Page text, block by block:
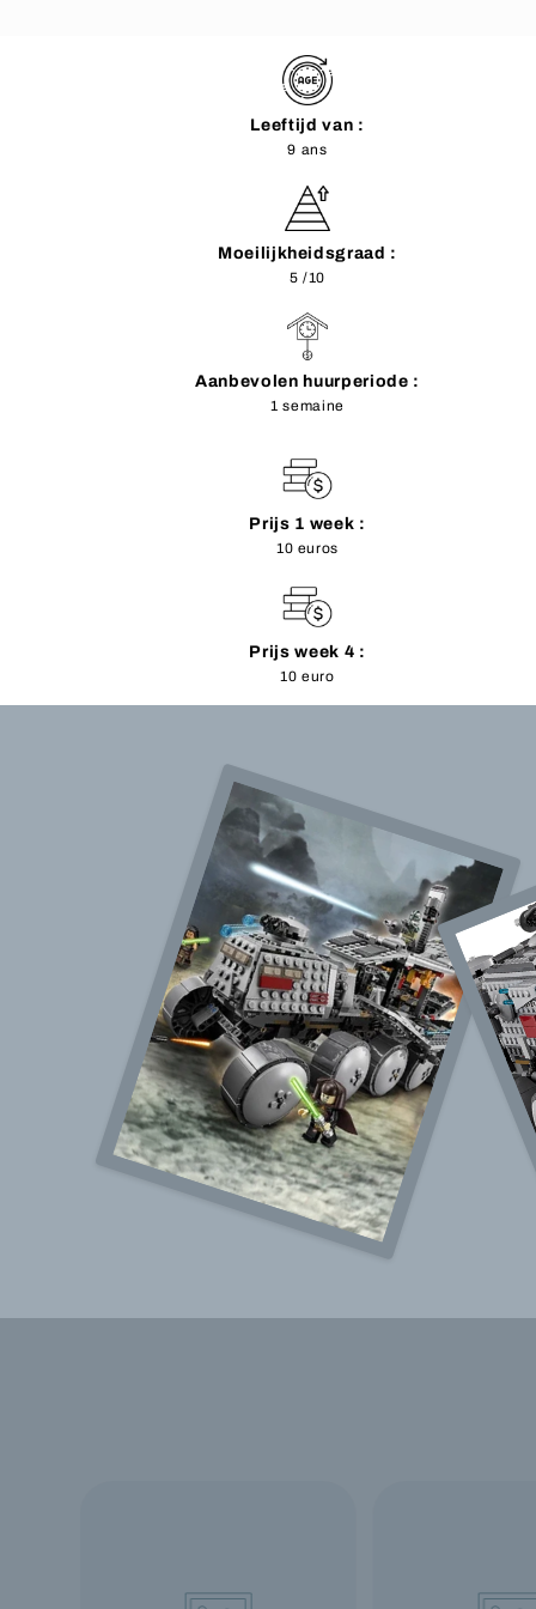
Leeftijd van :
9 ans
Moeilijkheidsgraad :
5 /10
Aanbevolen huurperiode :
1 semaine
Prijs 1 week :
10 euros
Prijs week 4 :
10 euro